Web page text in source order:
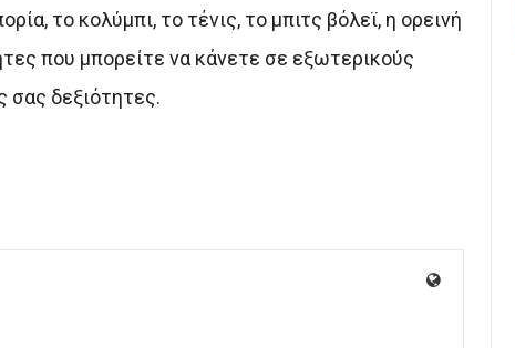
το κολύμπι, το τένις, το μπιτς βόλεϊ, η ορεινή
που μπορείτε να κάνετε σε εξωτερικούς
σας δεξιότητες.